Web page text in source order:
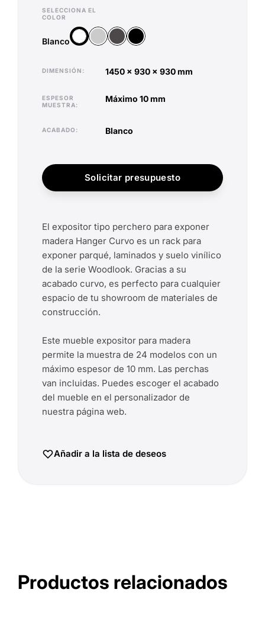
SELECCIONA EL
COLOR
Blanco
BlancoPlataAntracitaNegro
DIMENSIÓN 1450 x 930 x 930 mm
ESPESOR
MUESTRA
máximo 10 mm
ACABADO blanco
Solicitar presupuesto
El expositor tipo perchero para exponer
madera Hanger Curvo es un rack para
exponer parqué, laminados y suelo vinílico
de la serie Woodlook. Gracias a su
acabado curvo, es perfecto para cualquier
espacio de tu showroom de materiales de
construcción.
Este mueble expositor para madera
permite la muestra de 24 modelos con un
máximo espesor de 10 mm. Las perchas
van incluidas. Puedes escoger el acabado
del mueble en el personalizador de
nuestra página web.
Añadir a la lista de deseos
Productos relacionados